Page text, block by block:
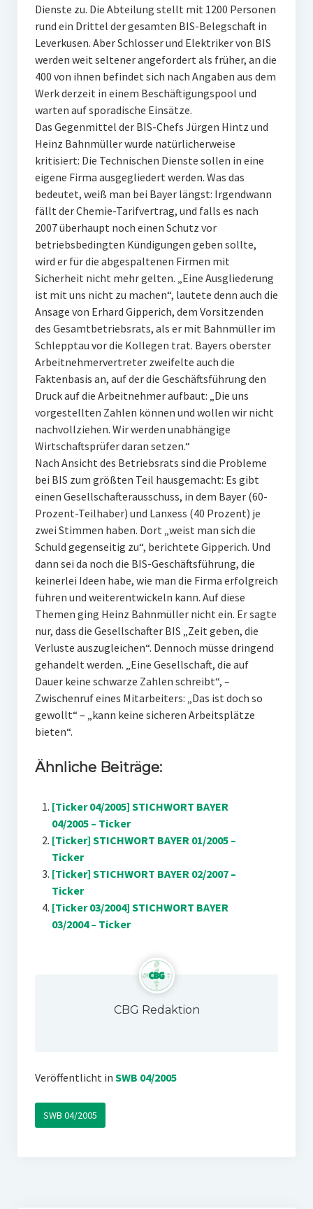
Dienste zu. Die Abteilung stellt mit 1200 Personen
rund ein Drittel der gesamten BIS-Belegschaft in
Leverkusen. Aber Schlosser und Elektriker von BIS
werden weit seltener angefordert als früher, an die
400 von ihnen befindet sich nach Angaben aus dem
Werk derzeit in einem Beschäftigungspool und
warten auf sporadische Einsätze.
Das Gegenmittel der BIS-Chefs Jürgen Hintz und
Heinz Bahnmüller wurde natürlicherweise
kritisiert: Die Technischen Dienste sollen in eine
eigene Firma ausgegliedert werden. Was das
bedeutet, weiß man bei Bayer längst: Irgendwann
fällt der Chemie-Tarifvertrag, und falls es nach
2007 überhaupt noch einen Schutz vor
betriebsbedingten Kündigungen geben sollte,
wird er für die abgespaltenen Firmen mit
Sicherheit nicht mehr gelten. „Eine Ausgliederung
ist mit uns nicht zu machen“, lautete denn auch die
Ansage von Erhard Gipperich, dem Vorsitzenden
des Gesamtbetriebsrats, als er mit Bahnmüller im
Schlepptau vor die Kollegen trat. Bayers oberster
Arbeitnehmervertreter zweifelte auch die
Faktenbasis an, auf der die Geschäftsführung den
Druck auf die Arbeitnehmer aufbaut: „Die uns
vorgestellten Zahlen können und wollen wir nicht
nachvollziehen. Wir werden unabhängige
Wirtschaftsprüfer daran setzen.“
Nach Ansicht des Betriebsrats sind die Probleme
bei BIS zum größten Teil hausgemacht: Es gibt
einen Gesellschafterausschuss, in dem Bayer (60-
Prozent-Teilhaber) und Lanxess (40 Prozent) je
zwei Stimmen haben. Dort „weist man sich die
Schuld gegenseitig zu“, berichtete Gipperich. Und
dann sei da noch die BIS-Geschäftsführung, die
keinerlei Ideen habe, wie man die Firma erfolgreich
führen und weiterentwickeln kann. Auf diese
Themen ging Heinz Bahnmüller nicht ein. Er sagte
nur, dass die Gesellschafter BIS „Zeit geben, die
Verluste auszugleichen“. Dennoch müsse dringend
gehandelt werden. „Eine Gesellschaft, die auf
Dauer keine schwarze Zahlen schreibt“, –
Zwischenruf eines Mitarbeiters: „Das ist doch so
gewollt“ – „kann keine sicheren Arbeitsplätze
bieten“.
Ähnliche Beiträge:
[Ticker 04/2005] STICHWORT BAYER
04/2005 – Ticker
[Ticker] STICHWORT BAYER 01/2005 –
Ticker
[Ticker] STICHWORT BAYER 02/2007 –
Ticker
[Ticker 03/2004] STICHWORT BAYER
03/2004 – Ticker
CBG Redaktion
Veröffentlicht in SWB 04/2005
SWB 04/2005